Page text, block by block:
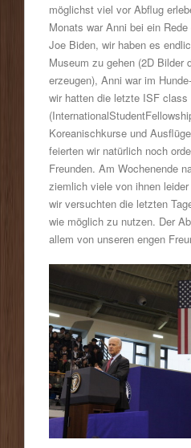
möglichst viel vor Abflug
Monats war Anni bei ein
Joe Biden, wir haben es
Museum zu gehen (2D Bilder
erzeugen), Anni war im
wir hatten die letzte ISF class
Koreanischkurse und
feierten wir natürlich noch
Freunden. Am Wochenende
ziemlich viele von ihnen
wir versuchten die letzten
wie möglich zu nutzen. Der
allem von unseren engen